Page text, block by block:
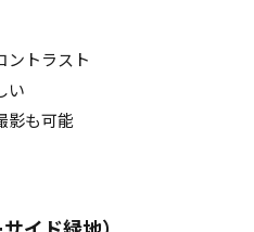
ントラスト
い
影も可能